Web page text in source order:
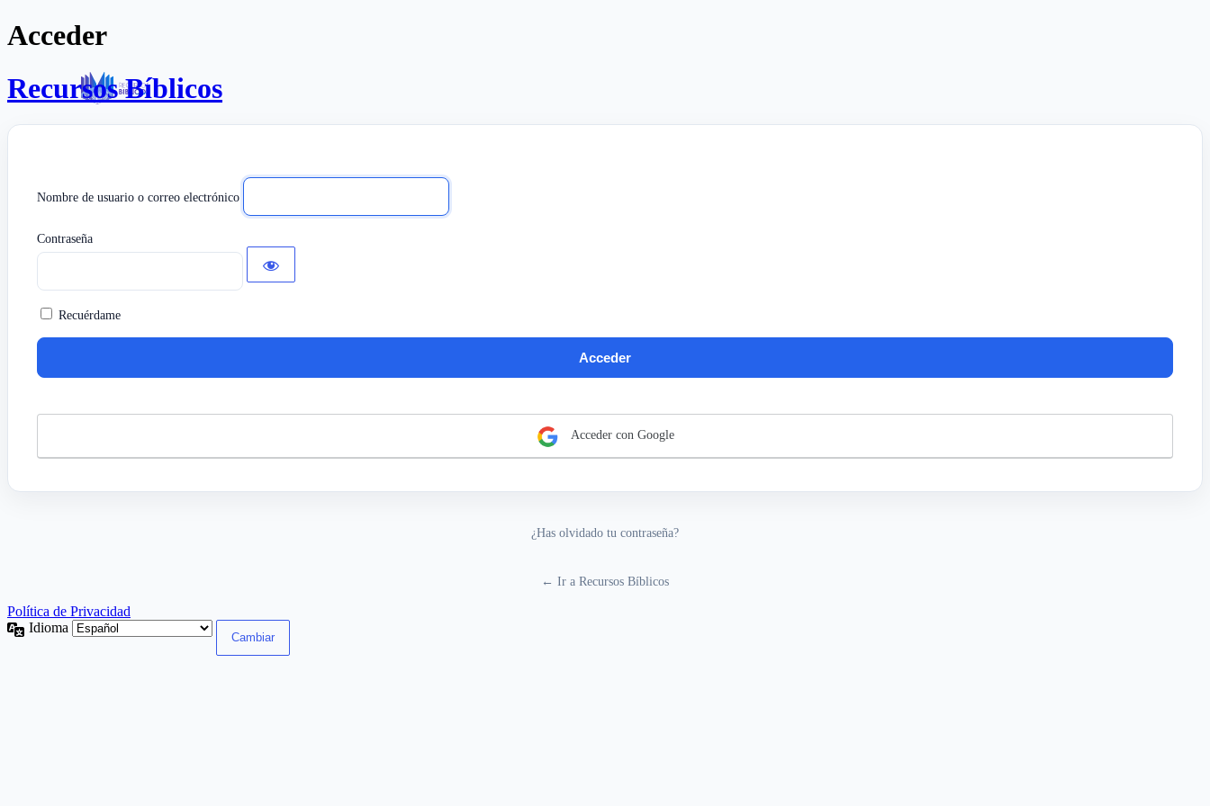
Acceder
Recursos Bíblicos
Nombre de usuario o correo electrónico
Contraseña
Recuérdame
Acceder con Google
¿Has olvidado tu contraseña?
← Ir a Recursos Bíblicos
Política de Privacidad
Idioma